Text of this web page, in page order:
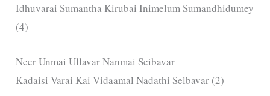
Idhuvarai Sumantha Kirubai Inimelum Sumandhidumey
(4)
Neer Unmai Ullavar Nanmai Seibavar
Kadaisi Varai Kai Vidaamal Nadathi Selbavar (2)